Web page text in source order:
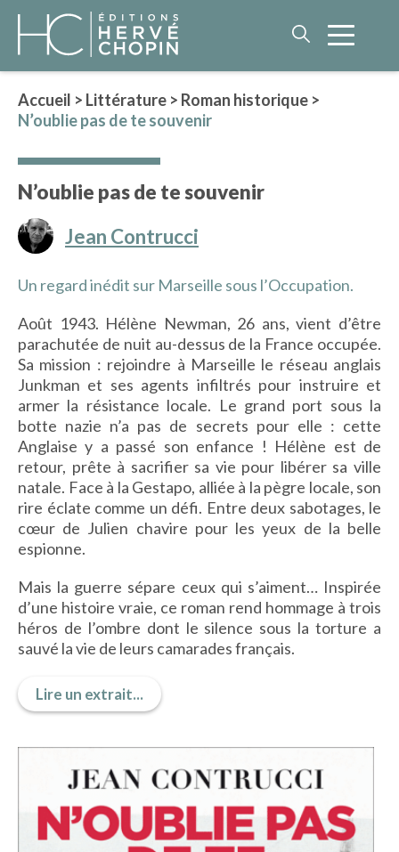
ROMAN HISTORIQUE
POLAR
IMAGINAIRE
LITTÉRATURE GÉNÉRALE
BEAUX-LIVRES
IMAGES D’ANTAN & 100% VINTAGE
HISTOIRE & PATRIMOINE
ART & CULTURE
JEUNESSE
ART & CULTURE
HISTOIRE & PATRIMOINE
NATURE & ENVIRONNEMENT
PHOTOGRAPHIE & TOURISME
LITTÉRATURE
HORS COLLECTION
Accueil > Littérature > Roman historique >
N’oublie pas de te souvenir
N’oublie pas de te souvenir
Jean Contrucci
Un regard inédit sur Marseille sous l’Occupation.
Août 1943. Hélène Newman, 26 ans, vient d’être
parachutée de nuit au-dessus de la France occupée.
Sa mission : rejoindre à Marseille le réseau anglais
Junkman et ses agents infiltrés pour instruire et
armer la résistance locale. Le grand port sous la
botte nazie n’a pas de secrets pour elle : cette
Anglaise y a passé son enfance ! Hélène est de
retour, prête à sacrifier sa vie pour libérer sa ville
natale. Face à la Gestapo, alliée à la pègre locale, son
rire éclate comme un défi. Entre deux sabotages, le
cœur de Julien chavire pour les yeux de la belle
espionne.
Mais la guerre sépare ceux qui s’aiment… Inspirée
d’une histoire vraie, ce roman rend hommage à trois
héros de l’ombre dont le silence sous la torture a
sauvé la vie de leurs camarades français.
Lire un extrait...